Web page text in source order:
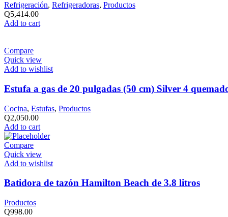
Refrigeración, Refrigeradoras, Productos
Q5,414.00
Add to cart
Compare
Quick view
Add to wishlist
Estufa a gas de 20 pulgadas (50 cm) Silver 4
Cocina, Estufas, Productos
Q2,050.00
Add to cart
Compare
Quick view
Add to wishlist
Batidora de tazón Hamilton Beach de 3.8 litros
Productos
Q998.00